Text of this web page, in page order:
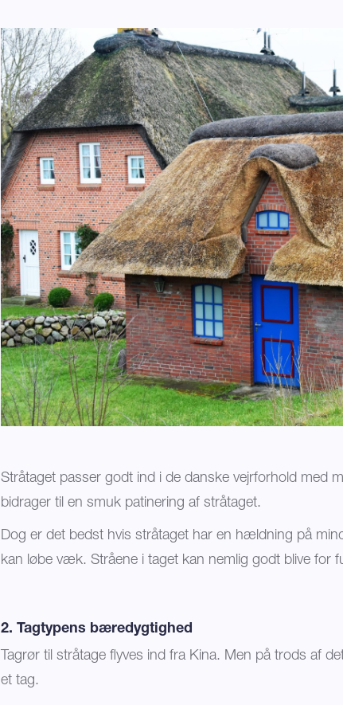
Stråtaget passer godt ind i de danske vejrforhold med
bidrager til en smuk patinering af stråtaget.
Dog er det bedst hvis stråtaget har en hældning på
kan løbe væk. Stråene i taget kan nemlig godt blive for
2. Tagtypens bæredygtighed
Tagrør til stråtage flyves ind fra Kina. Men på trods af
et tag.